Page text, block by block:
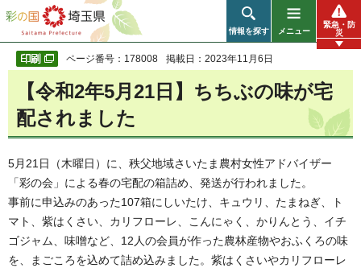
彩の国 埼玉県
情報を探す メニュー
緊急・防
災
ページ番号：178008 掲載日：2023年11月6日
【令和2年5月21日】ちちぶの味が宅
配されました
5月21日（木曜日）に、秩父地域さいたま農村女性アドバイザー
「彩の会」による春の宅配の箱詰め、発送が行われました。
事前に申込みのあった107箱にしいたけ、キュウリ、たまねぎ、ト
マト、紫はくさい、カリフローレ、こんにゃく、かりんとう、イチ
ゴジャム、味噌など、12人の会員が作った農林産物やおふくろの味
を、まごころを込めて詰め込みました。紫はくさいやカリフローレ